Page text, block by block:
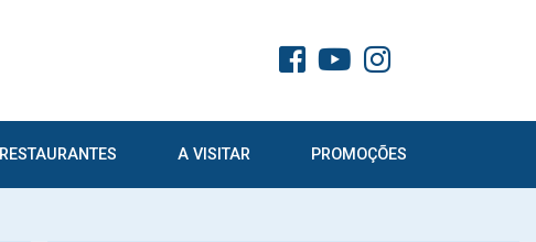
RESTAURANTES A VISITAR PROMOÇÕES